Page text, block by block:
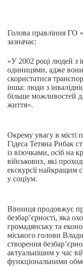
Голова правління ГО
зазначає:
«У 2002 році людей з
одиницями, адже
скористатися
інша: люди з
більше можливостей
життя».
Окрему увагу в місті
Гідеса Тетяна Рибак
із візочками, осіб на
військових, які
екскурсії найкращим
у соціум.
Вінниця продовжує
безбар’єрності, яка
громадянську та
міського голови
створення
актуальнішим у час
функціональними